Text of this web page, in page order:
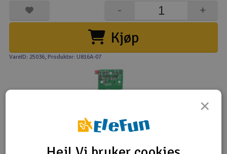
Kamerautstyr
Modellbygging, LEGO & byggesett
Modelljernbane
Motor & tilbehør
Kjøp
+
-
VareID: 25036, Produktnr: U816A-07
Tips en venn Anmeldelser
×